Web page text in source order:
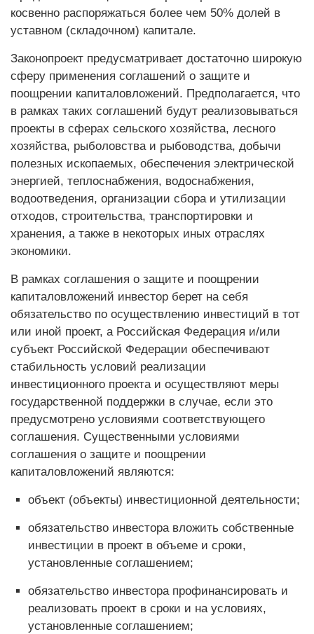
косвенно распоряжаться более чем 50% долей в
уставном (складочном) капитале.
Законопроект предусматривает достаточно широкую
сферу применения соглашений о защите и
поощрении капиталовложений. Предполагается, что
в рамках таких соглашений будут реализовываться
проекты в сферах сельского хозяйства, лесного
хозяйства, рыболовства и рыбоводства, добычи
полезных ископаемых, обеспечения электрической
энергией, теплоснабжения, водоснабжения,
водоотведения, организации сбора и утилизации
отходов, строительства, транспортировки и
хранения, а также в некоторых иных отраслях
экономики.
В рамках соглашения о защите и поощрении
капиталовложений инвестор берет на себя
обязательство по осуществлению инвестиций в тот
или иной проект, а Российская Федерация и/или
субъект Российской Федерации обеспечивают
стабильность условий реализации
инвестиционного проекта и осуществляют меры
государственной поддержки в случае, если это
предусмотрено условиями соответствующего
соглашения. Существенными условиями
соглашения о защите и поощрении
капиталовложений являются:
объект (объекты) инвестиционной деятельности;
обязательство инвестора вложить собственные
инвестиции в проект в объеме и сроки,
установленные соглашением;
обязательство инвестора профинансировать и
реализовать проект в сроки и на условиях,
установленные соглашением;